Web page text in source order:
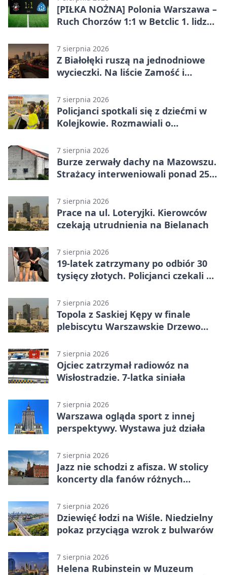
[PIŁKA NOŻNA] Polonia Warszawa –
Ruch Chorzów 1:1 w Betclic 1. lidze.
7 sierpnia 2026
Z Białołęki ruszą na jednodniowe
wycieczki. Na liście Zamość i
7 sierpnia 2026
Policjanci spotkali się z dziećmi w
Kolejkowie. Rozmawiali o
7 sierpnia 2026
Burze zerwały dachy na Mazowszu.
Strażacy interweniowali ponad 250
7 sierpnia 2026
Prace na ul. Loteryjki. Kierowców
czekają utrudnienia na Bielanach
7 sierpnia 2026
19-latek zatrzymany po odbiór 30
tysięcy złotych. Policjanci czekali w
7 sierpnia 2026
Topola z Saskiej Kępy w finale
plebiscytu Warszawskie Drzewo
7 sierpnia 2026
Ojciec zatrzymał radiowóz na
Wisłostradzie. 7-latka siniała
7 sierpnia 2026
Warszawa ogląda sport z innej
perspektywy. Wystawa już działa
7 sierpnia 2026
Jazz nie schodzi z afisza. W stolicy
koncerty dla fanów różnych
7 sierpnia 2026
Dziewięć łodzi na Wiśle. Niedzielny
pokaz przyciąga wzrok z bulwarów
7 sierpnia 2026
Helena Rubinstein w Muzeum